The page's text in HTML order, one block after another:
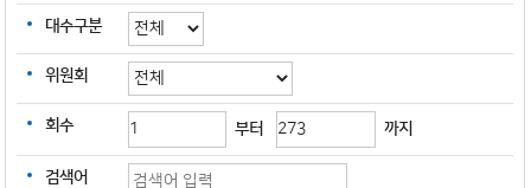
대수구분
위원회
회수 부터 까지
검색어